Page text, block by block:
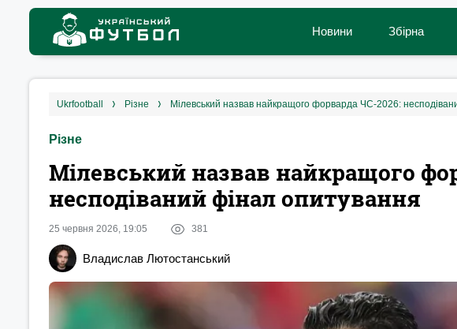
Новини Збірна
ukrfootball різне Мілевський назвав найкращого форварда ЧС-2026:
Різне
Мілевський назвав найкращого
несподіваний фінал опитування
25 червня 2026, 19:05 381
Владислав Лютостанський